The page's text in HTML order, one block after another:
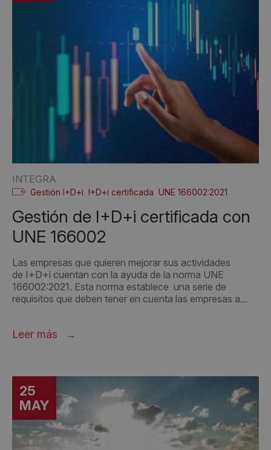
INTEGRA
Gestión I+D+i I+D+i certificada UNE 166002:2021
Gestión de I+D+i certificada con
UNE 166002
Las empresas que quieren mejorar sus actividades
de I+D+i cuentan con la ayuda de la norma UNE
166002:2021. Esta norma establece una serie de
requisitos que deben tener en cuenta las empresas a...
Leer más
25
MAY